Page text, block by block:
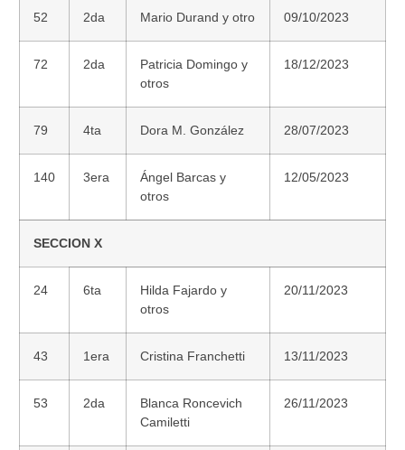
52 2da Mario Durand y otro 09/10/2023
72 2da
Patricia Domingo y
otros
18/12/2023
79 4ta Dora M. González 28/07/2023
140 3era
Ángel Barcas y
otros
12/05/2023
SECCION X
24 6ta
Hilda Fajardo y
otros
20/11/2023
43 1era Cristina Franchetti 13/11/2023
53 2da
Blanca Roncevich
Camiletti
26/11/2023